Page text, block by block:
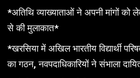
*अतिथि व्याख्याताओं ने अपनी मांगों को
से की मुलाकात*
*खरसिया में अखिल भारतीय विद्यार्थी
का गठन, नवपदाधिकारियों ने संभाला